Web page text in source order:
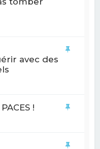
avec des
!